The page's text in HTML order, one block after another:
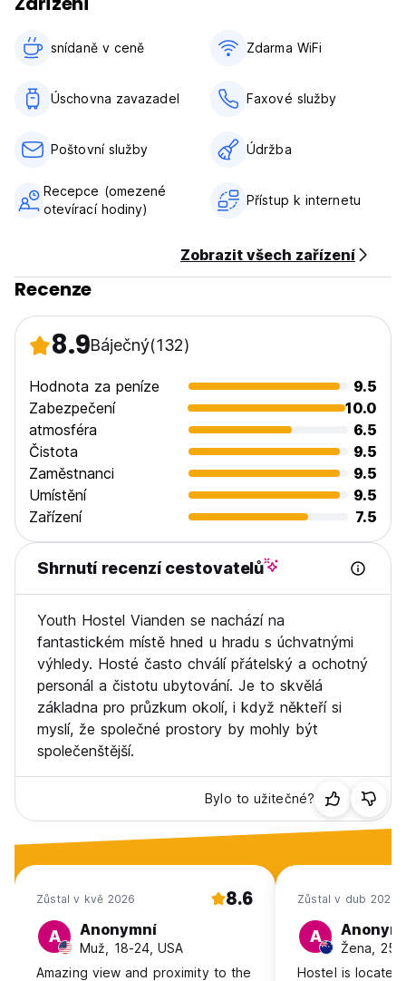
snídaně v ceně‎ Zdarma WiFi
Úschovna zavazadel Faxové služby
Poštovní služby Údržba
Recepce (omezené
otevírací hodiny)
Přístup k internetu
Zobrazit všech zařízení
Recenze
8.9Báječný(132)
Hodnota za peníze
9.5
Zabezpečení
10.0
atmosféra
6.5
Čistota
9.5
Zaměstnanci
9.5
Umístění
9.5
Zařízení
7.5
Shrnutí recenzí cestovatelů
Youth Hostel Vianden se nachází na
fantastickém místě hned u hradu s úchvatnými
výhledy. Hosté často chválí přátelský a ochotný
personál a čistotu ubytování. Je to skvělá
základna pro průzkum okolí, i když někteří si
myslí, že společné prostory by mohly být
společenštější.
Bylo to užitečné?
Zůstal v kvě 2026 8.6
A Anonymní
Muž, 18-24, USA
Amazing view and proximity to the
Zůstal v dub 2026
A
Žena, 25-
Hostel is